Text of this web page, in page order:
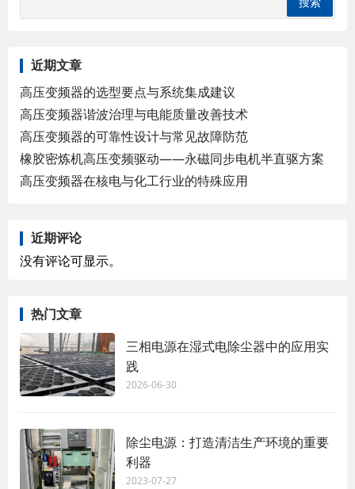
近期文章
高压变频器的选型要点与系统集成建议
高压变频器谐波治理与电能质量改善技术
高压变频器的可靠性设计与常见故障防范
橡胶密炼机高压变频驱动——永磁同步电机半直驱方案
高压变频器在核电与化工行业的特殊应用
近期评论
没有评论可显示。
热门文章
三相电源在湿式电除尘器中的应用实
践
2026-06-30
除尘电源：打造清洁生产环境的重要
利器
2023-07-27